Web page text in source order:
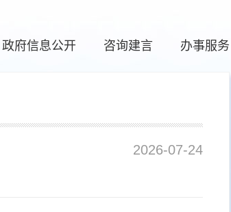
政府信息公开 咨询建言 办事服务
2026-07-24